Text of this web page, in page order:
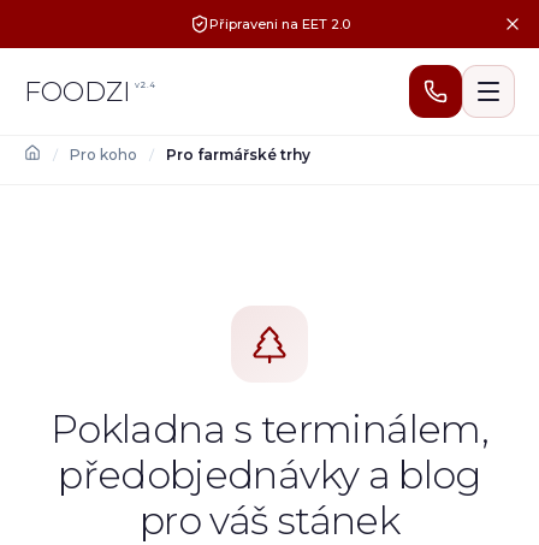
Připraveni na EET 2.0
FOODZI v2.4
/ Pro koho / Pro farmářské trhy
Pokladna s terminálem,
předobjednávky a blog
pro váš stánek